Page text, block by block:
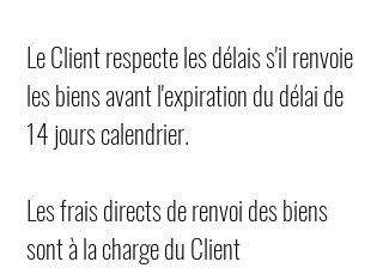
Le Client respecte les délais s'il renvoie
les biens avant l'expiration du délai de
14 jours calendrier.
Les frais directs de renvoi des biens
sont à la charge du Client